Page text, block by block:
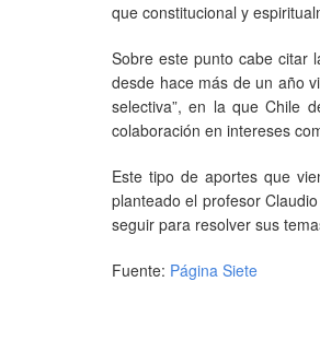
que constitucional y
Sobre este punto cabe citar
desde hace más de un año
selectiva”, en la que Chile
colaboración en intereses
Este tipo de aportes que
planteado el profesor
seguir para resolver sus
Fuente: Página Siete